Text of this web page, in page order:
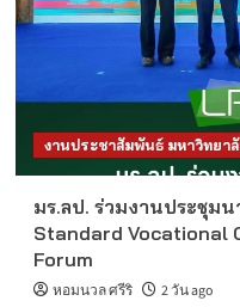
งานประชาสัมพันธ์ มหาวิทยา
มร.ลป. ร่วมงานประชุม
Standard Vocational
Forum
หอมนวล ศรีริ 2 วัน ago